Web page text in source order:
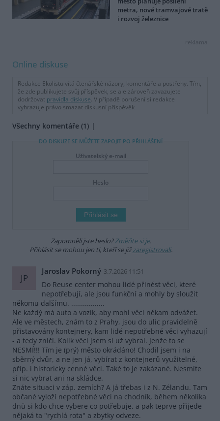
metra, nové tramvajové tratě
i rozvoj železnice
reklama
Online diskuse
Redakce Ekolistu vítá čtenářské názory, komentáře a postřehy. Tím,
že zde publikujete svůj příspěvek, se ale zároveň zavazujete
dodržovat pravidla diskuse. V případě porušení si redakce
vyhrazuje právo smazat diskusní příspěvěk
Všechny komentáře (1)
DO DISKUZE SE MŮŽETE ZAPOJIT PO PŘIHLÁŠENÍ
Uživatelský e-mail
Heslo
Zapomněli jste heslo?Změňte si je.
Přihlásit se mohou jen ti, kteří se jižzaregistrovali.
JP
Jaroslav Pokorný 3.7.2026 11:51
Do Reuse center mohou lidé přinést věci, které
nepotřebují, ale jsou funkční a mohly by sloužit
někomu dalšímu. .................
Ne každý má auto a vozík, aby mohl věci někam odvážet.
Ale ve městech, znám to z Prahy, jsou do ulic pravidelně
přistavovány kontejnery, kam lidé nepotřebné věci vyhazují
- a tedy zničí. Kolik věci jsem si už vybral. Jenže to se
NESMÍ!!! Tím je (prý) město okrádáno! Chodil jsem i na
sběrný dvůr, a ne jen já, vybírat z kontejnerů využitelné,
příp. i historicky cenné věci. Také to je zakázané. Nesmíte
si nic vybrat ani na skládce.
Znáte situaci v záp. zemích? A já třebas i z N. Zélandu. Tam
občané vyloží nepotřebné věci na chodník, během několika
dnů si kdo chce vybere co potřebuje, a pak teprve přijede
nějaká ta "rychlá rota" a zbytky odveze.